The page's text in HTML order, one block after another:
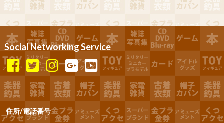
Social Networking Service
住所/電話番号